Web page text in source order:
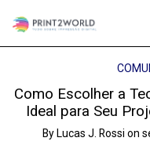
Como Escolher a
Ideal para Seu
ByLucas J. Rossi on